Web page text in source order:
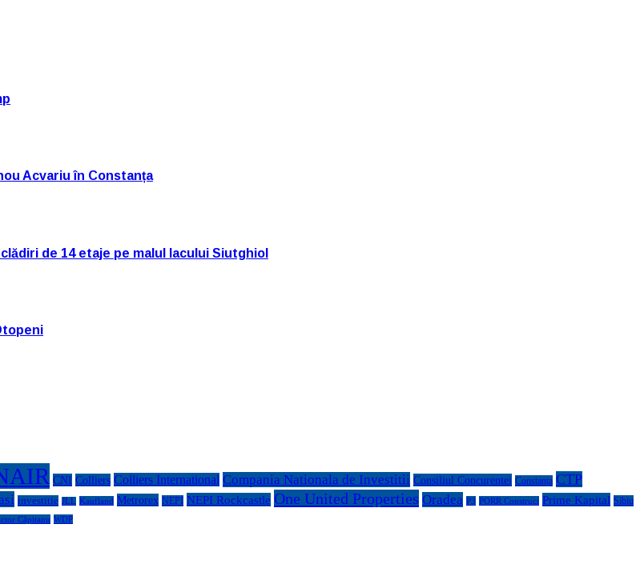
Acvariu în Constanța
de 14 etaje pe malul lacului Siutghiol
CNI Colliers Colliers International Compania Nationala de Investitii Consiliul Concurentei Constanta CTP
investitie JLL Kaufland Metrorex NEPI NEPI Rockcastle One United Properties Oradea P3 PORR Construct Prime Kapital Sibiu
Căpitanu WDP